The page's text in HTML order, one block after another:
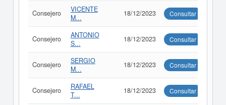
Consejero
VICENTE
M...
18/12/2023 Consultar
Consejero
ANTONIO
S...
18/12/2023 Consultar
Consejero
SERGIO
M...
18/12/2023 Consultar
Consejero
RAFAEL
T...
18/12/2023 Consultar